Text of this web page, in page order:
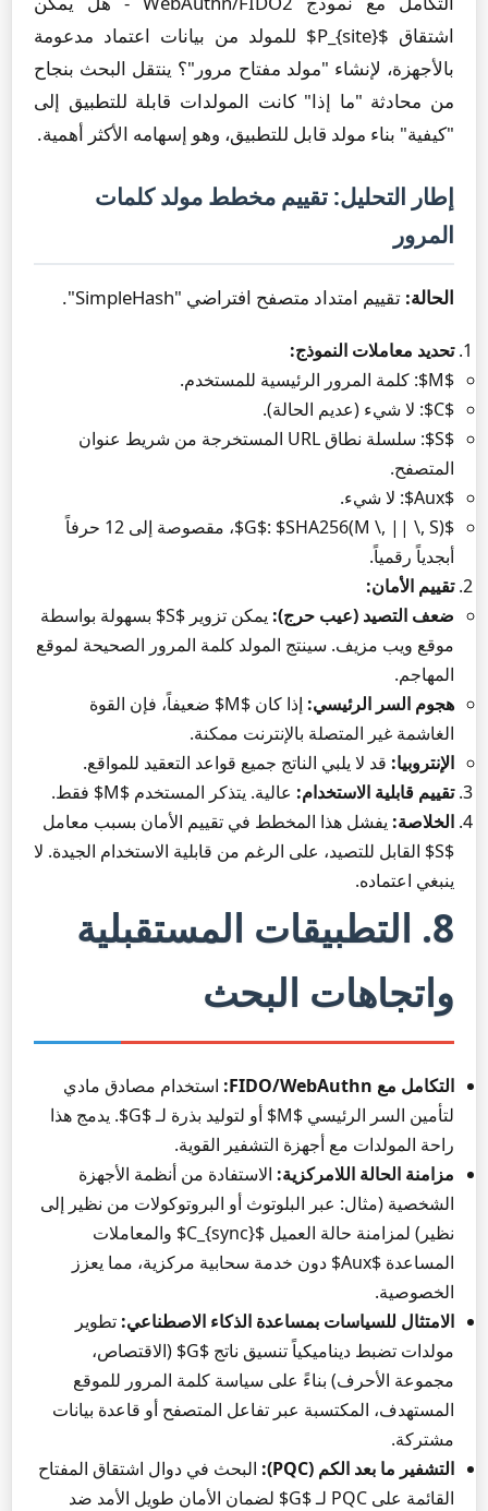
اشتقاق $P_{site}$ للمولد من بيانات اعتماد مدعومة
بالأجهزة، لإنشاء "مولد مفتاح مرور"؟ ينتقل البحث بنجاح
من محادثة "ما إذا" كانت المولدات قابلة للتطبيق إلى
"كيفية" بناء مولد قابل للتطبيق، وهو إسهامه الأكثر أهمية.
إطار التحليل: تقييم مخطط مولد كلمات
المرور
الحالة: تقييم امتداد متصفح افتراضي "SimpleHash".
تحديد معاملات النموذج:
$M$: كلمة المرور الرئيسية للمستخدم.
$C$: لا شيء (عديم الحالة).
$S$: سلسلة نطاق URL المستخرجة من شريط عنوان
المتصفح.
$Aux$: لا شيء.
$G$: $SHA256(M \, || \, S)$، مقصوصة إلى 12 حرفاً
أبجدياً رقمياً.
تقييم الأمان:
ضعف التصيد (عيب حرج):
يمكن تزوير $S$ بسهولة بواسطة
موقع ويب مزيف. سينتج المولد كلمة المرور الصحيحة لموقع
المهاجم.
هجوم السر الرئيسي:
إذا كان $M$ ضعيفاً، فإن القوة
الغاشمة غير المتصلة بالإنترنت ممكنة.
الإنتروبيا: قد لا يلبي الناتج جميع قواعد التعقيد للمواقع.
تقييم قابلية الاستخدام: عالية. يتذكر المستخدم $M$ فقط.
الخلاصة: يفشل هذا المخطط في تقييم الأمان بسبب معامل
$S$ القابل للتصيد، على الرغم من قابلية الاستخدام الجيدة. لا
ينبغي اعتماده.
8. التطبيقات المستقبلية
واتجاهات البحث
التكامل مع FIDO/WebAuthn:
استخدام مصادق مادي
لتأمين السر الرئيسي $M$ أو لتوليد بذرة لـ $G$. يدمج هذا
راحة المولدات مع أجهزة التشفير القوية.
مزامنة الحالة اللامركزية: الاستفادة من أنظمة الأجهزة
الشخصية (مثال: عبر البلوتوث أو البروتوكولات من نظير إلى
نظير) لمزامنة حالة العميل $C_{sync}$ والمعاملات
المساعدة $Aux$ دون خدمة سحابية مركزية، مما يعزز
الخصوصية.
الامتثال للسياسات بمساعدة الذكاء الاصطناعي: تطوير
مولدات تضبط ديناميكياً تنسيق ناتج $G$ (الاقتصاص،
مجموعة الأحرف) بناءً على سياسة كلمة المرور للموقع
المستهدف، المكتسبة عبر تفاعل المتصفح أو قاعدة بيانات
مشتركة.
التشفير ما بعد الكم (PQC):
البحث في دوال اشتقاق المفتاح
القائمة على PQC لـ $G$ لضمان الأمان طويل الأمد ضد